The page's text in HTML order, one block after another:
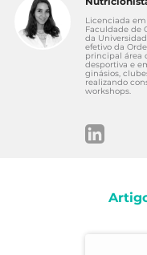
Licenciada
Faculdade de
da
efetivo da
principal área
desportiva e
ginásios,
realizando
workshops.